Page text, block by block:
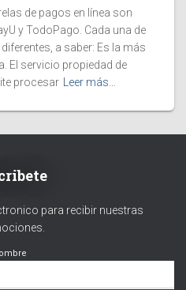
de pagos en línea son
y TodoPago. Cada una de
a saber: Es la más
El servicio propiedad de
procesar Leer más…
para recibir nuestras